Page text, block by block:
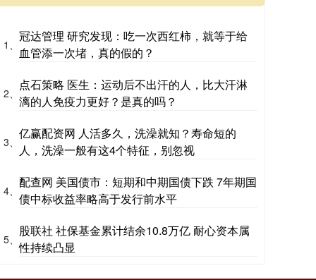
1、
冠达管理 研究发现：吃一次西红柿，就等于给
血管添一次堵，真的假的？
2、
点石策略 医生：运动后不出汗的人，比大汗淋
漓的人免疫力更好？是真的吗？
3、
亿赢配资网 人活多久，洗澡就知？寿命短的
人，洗澡一般有这4个特征，别忽视
4、
配查网 美国债市：短期和中期国债下跌 7年期国
债中标收益率略高于发行前水平
5、
股联社 社保基金累计结余10.8万亿 耐心资本属
性持续凸显